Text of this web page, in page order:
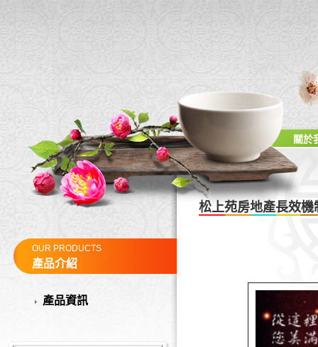
關於
OUR PRODUCTS
產品介紹
產品資訊
松上苑房地產長效